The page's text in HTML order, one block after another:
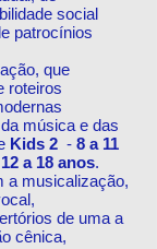
social
patrocínios
que
roteiros
música e das
Kids 2 - 8 a 11
12 a 18 anos.
a musicalização,
de uma a
cênica,